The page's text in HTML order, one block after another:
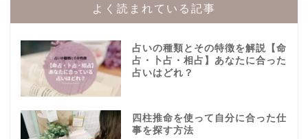
よく読まれている記事
占いの種類とその特徴を解説【命
占・卜占・相占】あなたに合った
占いはどれ？
四柱推命を使って自分に合った仕
事を探す方法